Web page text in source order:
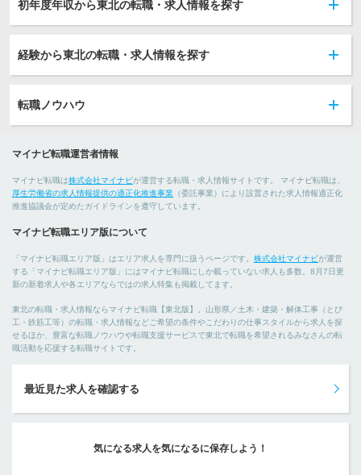
初年度年収から東北の転職・求人情報を探す
経験から東北の転職・求人情報を探す
転職ノウハウ
マイナビ転職運営者情報
マイナビ転職は株式会社マイナビが運営する転職・求人情報サイトです。 マイナビ転職は、
厚生労働省の求人情報提供の適正化推進事業 （委託事業）により設置された求人情報適正化
推進協議会が定めたガイドラインを遵守しています。
マイナビ転職エリア版について
「マイナビ転職エリア版」はエリア求人を専門に扱うページです。 株式会社マイナビが運営
する「マイナビ転職エリア版」にはマイナビ転職にしか載っていない求人も多数。8月7日更
新の新着求人や各エリアならではの求人特集も掲載してます。
東北の転職・求人情報ならマイナビ転職【東北版】。山形県／土木・建築・解体工事（とび
工・鉄筋工等）の転職・求人情報などご希望の条件やこだわりの仕事スタイルから求人を探
せるほか、豊富な転職ノウハウや転職支援サービスで東北で転職を希望されるみなさんの転
職活動を応援する転職サイトです。
最近見た求人を確認する
気になる求人を気になるに保存しよう！